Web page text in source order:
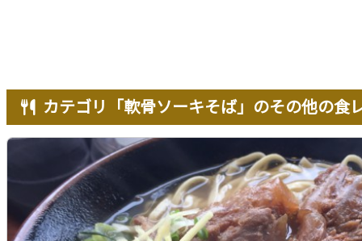
カテゴリ「軟骨ソーキそば」のその他の食